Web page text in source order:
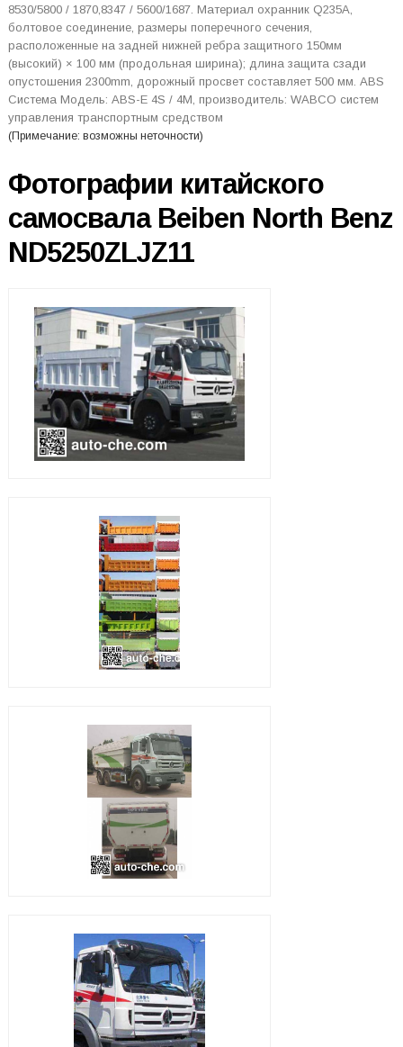
8530/5800 / 1870,8347 / 5600/1687. Материал охранник Q235A,
болтовое соединение, размеры поперечного сечения,
расположенные на задней нижней ребра защитного 150мм
(высокий) × 100 мм (продольная ширина); длина защита сзади
опустошения 2300mm, дорожный просвет составляет 500 мм. ABS
Система Модель: ABS-E 4S / 4M, производитель: WABCO систем
управления транспортным средством
(Примечание: возможны неточности)
Фотографии китайского
самосвала Beiben North Benz
ND5250ZLJZ11